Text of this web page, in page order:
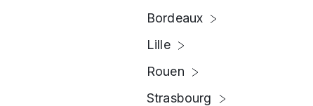
Bordeaux
Lille
Rouen
Strasbourg